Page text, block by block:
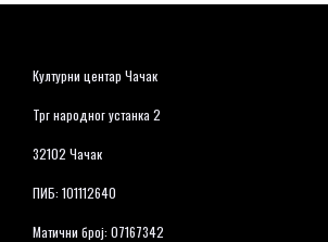
Културни центар Чачак
Трг народног устанка 2
32102 Чачак
ПИБ: 101112640
Матични број: 07167342